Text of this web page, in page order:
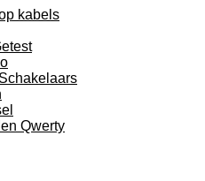
kabels
Qwerty